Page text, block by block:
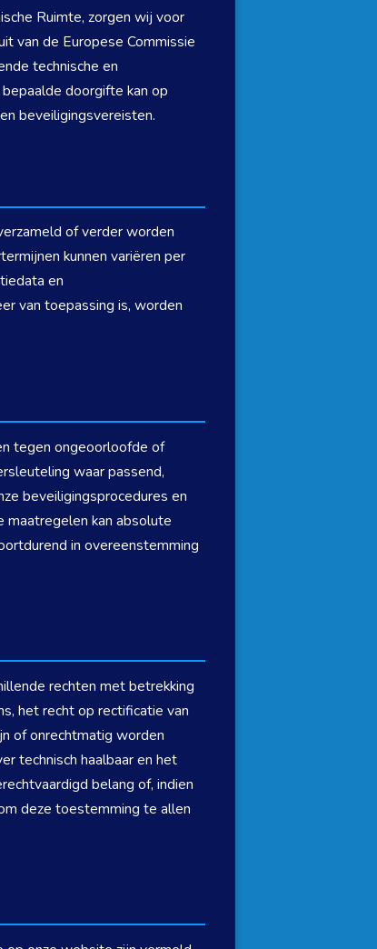
Ruimte, zorgen wij voor
van de Europese Commissie
technische en
doorgifte kan op
beveiligingsvereisten.
of verder worden
kunnen variëren per
en
van toepassing is, worden
tegen ongeoorloofde of
waar passend,
beveiligingsprocedures en
maatregelen kan absolute
in overeenstemming
rechten met betrekking
het recht op rectificatie van
of onrechtmatig worden
technisch haalbaar en het
belang of, indien
deze toestemming te allen